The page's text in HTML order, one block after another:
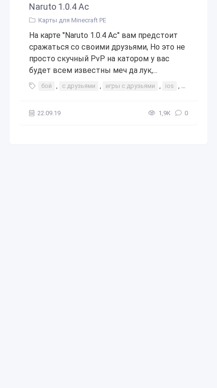
Naruto 1.0.4 Ac
Карты для Minecraft PE
На карте "Naruto 1.0.4 Ac" вам предстоит
сражаться со своими друзьями, Но это не
просто скучный PvP на катором у вас
будет всем известны меч да лук,...
бой , с друзьями , игры с друзьями , ios , android
22.09.19 1,9К 0